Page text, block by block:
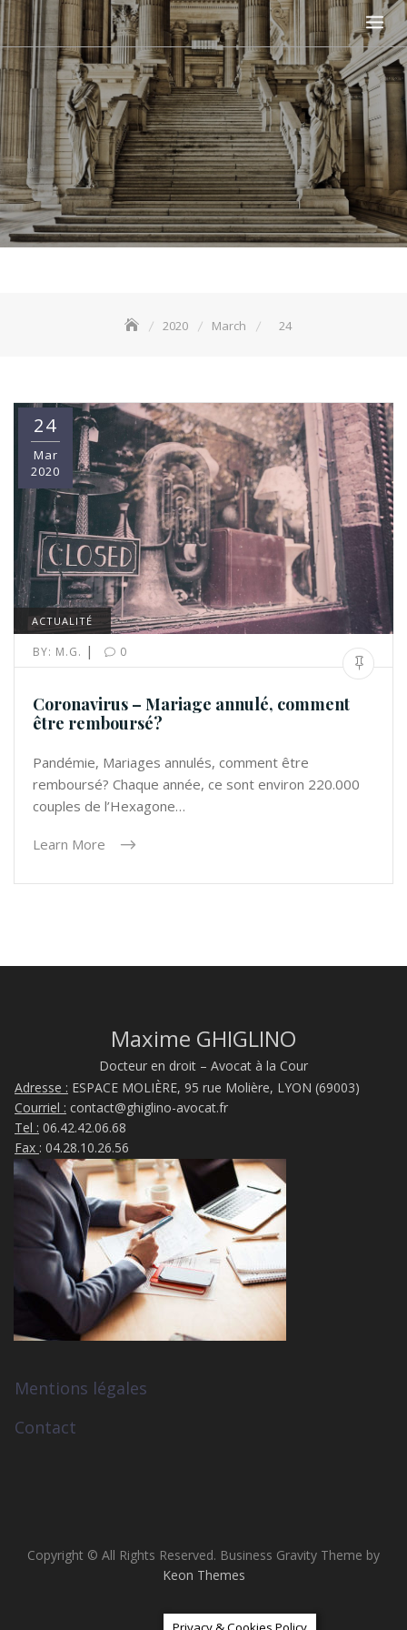
2020 March 24
24
Mar
2020
ACTUALITÉ
BY: M.G. | 0
Coronavirus – Mariage annulé, comment
être remboursé?
Pandémie, Mariages annulés, comment être
remboursé? Chaque année, ce sont environ 220.000
couples de l’Hexagone…
Learn More
Maxime GHIGLINO
Docteur en droit – Avocat à la Cour
Adresse : ESPACE MOLIÈRE, 95 rue Molière, LYON (69003)
Courriel : contact@ghiglino-avocat.fr
Tel : 06.42.42.06.68
Fax : 04.28.10.26.56
Mentions légales
Contact
Copyright © All Rights Reserved. Business Gravity Theme by
Keon Themes